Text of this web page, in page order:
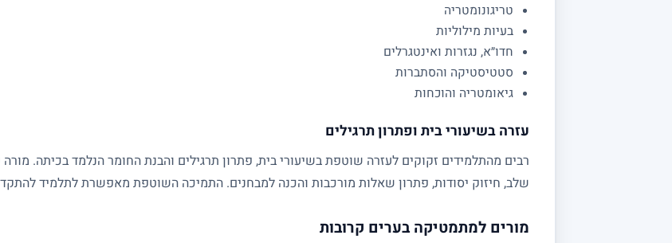
טריגונומטריה
בעיות מילוליות
חדו״א, נגזרות ואינטגרלים
סטטיסטיקה והסתברות
גיאומטריה והוכחות
עזרה בשיעורי בית ופתרון תרגילים
רבים מהתלמידים זקוקים לעזרה שוטפת בשיעורי בית, פתרון תרגילים והבנת החומר הנלמד בכיתה.
שלב, חיזוק יסודות, פתרון שאלות מורכבות והכנה למבחנים. התמיכה השוטפת מאפשרת לתלמיד
מורים למתמטיקה בערים קרובות